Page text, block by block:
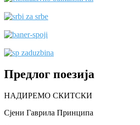
Предлог поезија
НАДИРЕМО СКИТСКИ
Сјени Гаврила Принципа